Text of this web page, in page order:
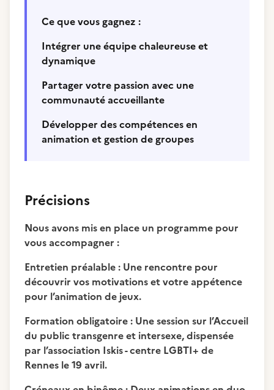
Ce que vous gagnez :
Intégrer une équipe chaleureuse et
dynamique
Partager votre passion avec une
communauté accueillante
Développer des compétences en
animation et gestion de groupes
Précisions
Nous avons mis en place un programme pour
vous accompagner :
Entretien préalable : Une rencontre pour
découvrir vos motivations et votre appétence
pour l’animation de jeux.
Formation obligatoire : Une session sur l’Accueil
du public transgenre et intersexe, dispensée
par l’association Iskis - centre LGBTI+ de
Rennes le 19 avril.